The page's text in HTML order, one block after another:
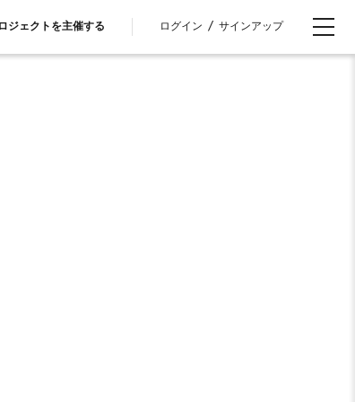
ジェクトを主催する ログイン / サインアップ